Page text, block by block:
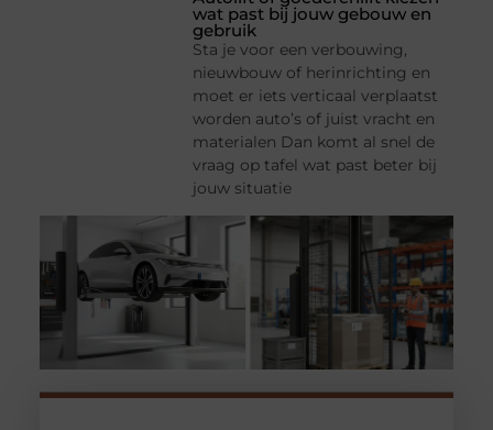
wat past bij jouw gebouw en
gebruik
Sta je voor een verbouwing,
nieuwbouw of herinrichting en
moet er iets verticaal verplaatst
worden auto’s of juist vracht en
materialen Dan komt al snel de
vraag op tafel wat past beter bij
jouw situatie